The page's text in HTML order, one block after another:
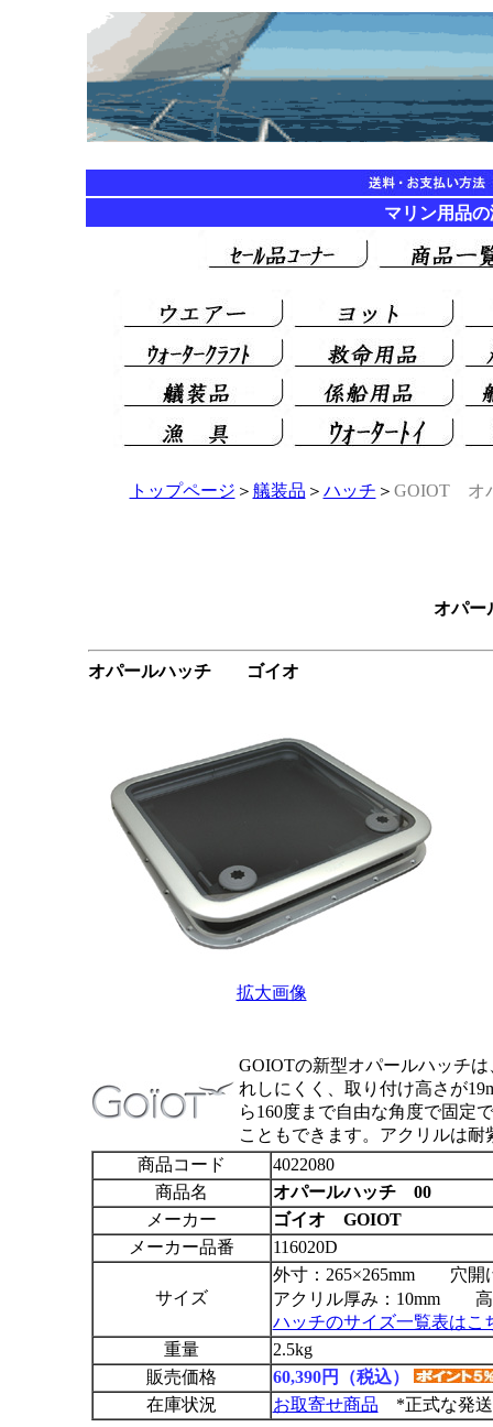
マリン用品
トップページ ＞ 艤装品 ＞ ハッチ ＞ GOIOT オ
オパ
オパールハッチ ゴイオ
拡大画像
GOIOTの新型オパールハッチ
れしにくく、取り付け高さが
ら160度まで自由な角度で固定
こともできます。アクリルは
商品コード
4022080
商品名
オパールハッチ 00
メーカー
ゴイオ GOIOT
メーカー品番
116020D
サイズ
外寸：265×265mm 穴開
アクリル厚み：10mm
ハッチのサイズ一覧表はこ
重量
2.5kg
販売価格
60,390円（税込）
在庫状況
お取寄せ商品 *正式な発送